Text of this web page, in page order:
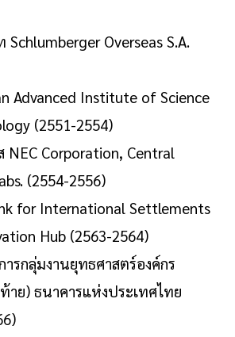
Schlumberger Overseas S.A.
Advanced Institute of Science
(2551-2554)
NEC Corporation, Central
(2554-2556)
for International Settlements
Hub (2563-2564)
ารกลุ่มงานยุทธศาสตร์องค์กร
าย) ธนาคารแห่งประเทศไทย